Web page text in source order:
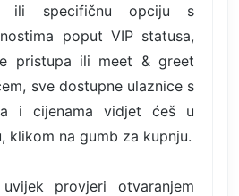
ili specifičnu opciju s
poput VIP statusa,
pristupa ili meet & greet
sve dostupne ulaznice s
i cijenama vidjet ćeš u
klikom na gumb za kupnju.
provjeri otvaranjem